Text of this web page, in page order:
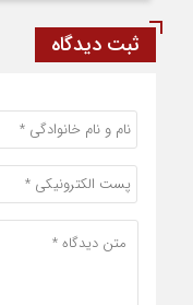
ثبت دیدگاه